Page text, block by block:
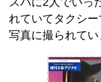
れていてタクシ
写真に撮られてい